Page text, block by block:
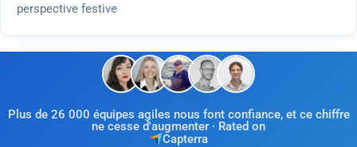
perspective festive
Plus de 26 000 équipes agiles nous font confiance, et ce chiffre
ne cesse d'augmenter · Rated on
Capterra